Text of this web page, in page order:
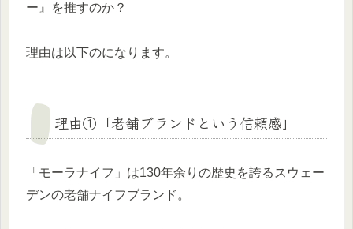
ー』を推すのか？
理由は以下のになります。
理由①「老舗ブランドという信頼感」
「モーラナイフ」は130年余りの歴史を誇るスウェー
デンの老舗ナイフブランド。